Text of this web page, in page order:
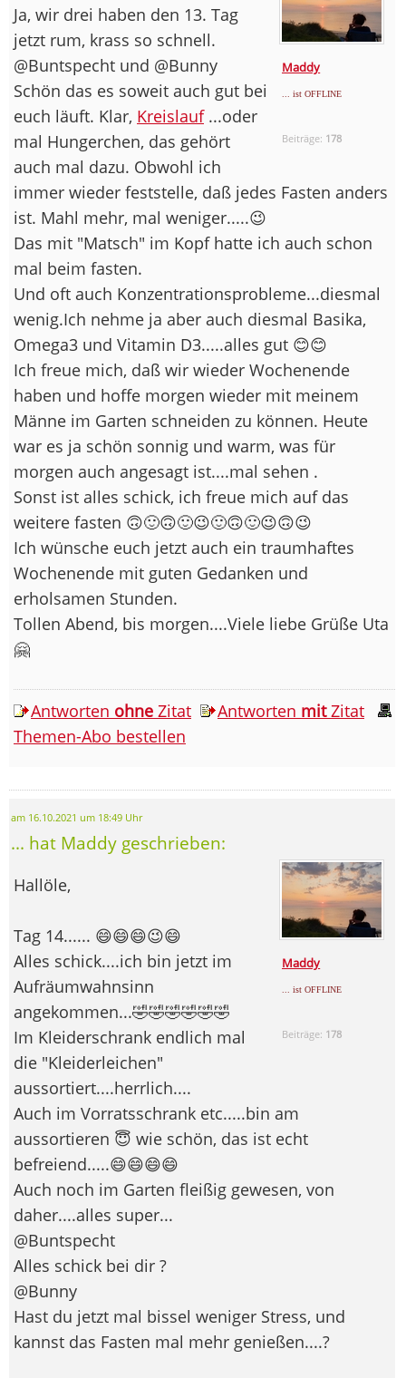
Maddy
... ist OFFLINE
Beiträge: 178
Ja, wir drei haben den 13. Tag
jetzt rum, krass so schnell.
@Buntspecht und @Bunny
Schön das es soweit auch gut bei
euch läuft. Klar, Kreislauf...oder
mal Hungerchen, das gehört
auch mal dazu. Obwohl ich
immer wieder feststelle, daß jedes Fasten anders
ist. Mahl mehr, mal weniger.....😉
Das mit "Matsch" im Kopf hatte ich auch schon
mal beim fasten.
Und oft auch Konzentrationsprobleme...diesmal
wenig.Ich nehme ja aber auch diesmal Basika,
Omega3 und Vitamin D3.....alles gut 😊😊
Ich freue mich, daß wir wieder Wochenende
haben und hoffe morgen wieder mit meinem
Männe im Garten schneiden zu können. Heute
war es ja schön sonnig und warm, was für
morgen auch angesagt ist....mal sehen .
Sonst ist alles schick, ich freue mich auf das
weitere fasten 🙃🙂🙃🙂😉🙂🙃🙂😉🙃😉
Ich wünsche euch jetzt auch ein traumhaftes
Wochenende mit guten Gedanken und
erholsamen Stunden.
Tollen Abend, bis morgen....Viele liebe Grüße Uta
🤗
Antworten ohne Zitat Antworten mitZitat
Themen-Abo bestellen
am 16.10.2021 um 18:49 Uhr
... hat Maddy geschrieben:
Maddy
... ist OFFLINE
Beiträge: 178
Hallöle,
Tag 14...... 😄😄😄😉😄
Alles schick....ich bin jetzt im
Aufräumwahnsinn
angekommen...🤣🤣🤣🤣🤣🤣
Im Kleiderschrank endlich mal
die "Kleiderleichen"
aussortiert....herrlich....
Auch im Vorratsschrank etc.....bin am
aussortieren 😇 wie schön, das ist echt
befreiend.....😄😄😄😄
Auch noch im Garten fleißig gewesen, von
daher....alles super...
@Buntspecht
Alles schick bei dir ?
@Bunny
Hast du jetzt mal bissel weniger Stress, und
kannst das Fasten mal mehr genießen....?